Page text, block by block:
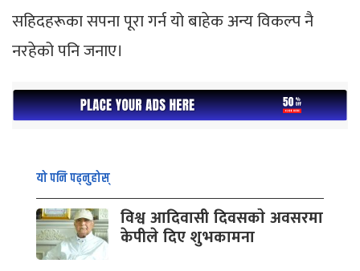
सहिदहरूका सपना पूरा गर्न यो बाहेक अन्य विकल्प नै
नरहेको पनि जनाए।
यो पनि पढ्नुहोस्
विश्व आदिवासी दिवसकाे अवसरमा
केपीले दिए शुभकामना